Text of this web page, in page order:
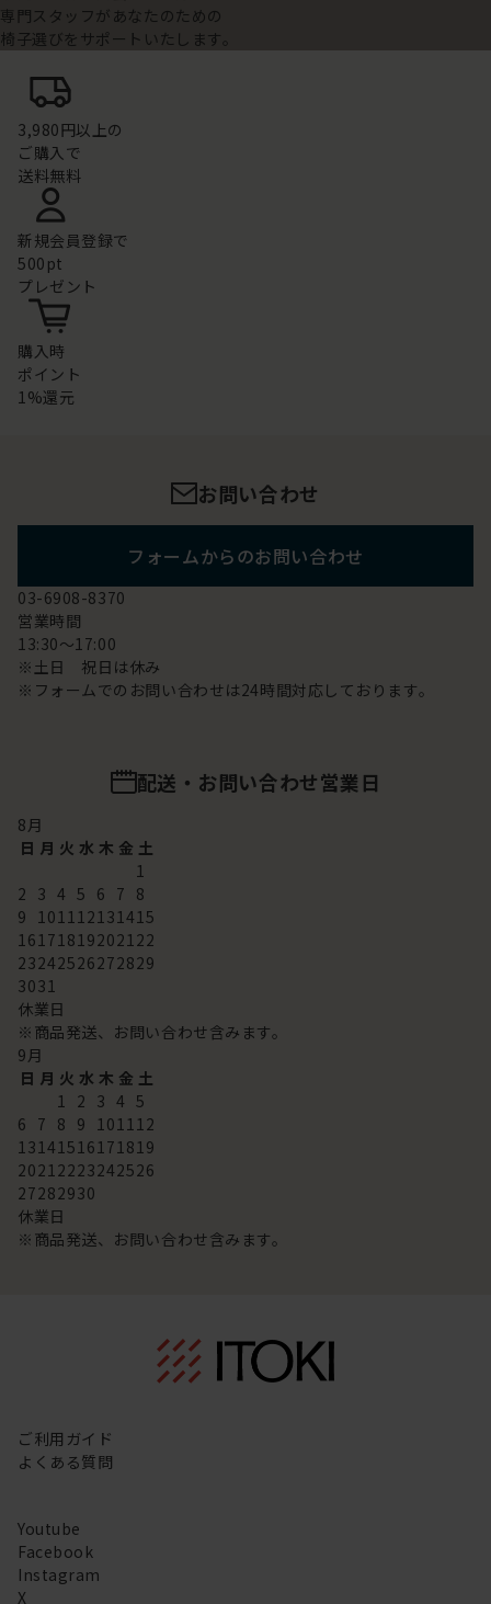
専門スタッフがあなたのための
椅子選びをサポートいたします。
3,980円以上の
ご購入で
送料無料
新規会員登録で
500pt
プレゼント
購入時
ポイント
1%還元
お問い合わせ
フォームからのお問い合わせ
03-6908-8370
営業時間
13:30～17:00
※土日 祝日は休み
※フォームでのお問い合わせは24時間対応しております。
配送・お問い合わせ営業日
8 月
日 月 火 水 木 金 土
1
2 3 4 5 6 7 8
9
10 11 12 13 14 15
16 17 18 192021 22
23242526272829
3031
休業日
※商品発送、お問い合わせ含みます。
9 月
日 月 火 水 木 金 土
1
2 3 4 5
6 7 8 9 10 11 12
13 14 15 16 17 18 19
2021 2223242526
27282930
休業日
※商品発送、お問い合わせ含みます。
ご利用ガイド
よくある質問
Youtube
Facebook
Instagram
X